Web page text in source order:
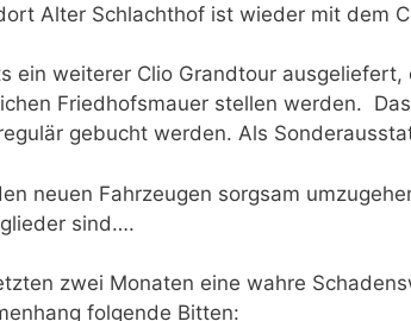
Alter Schlachthof ist wieder mit dem
ein weiterer Clio Grandtour
Friedhofsmauer stellen werden.
gebucht werden. Als
neuen Fahrzeugen sorgsam
sind….
zwei Monaten eine wahre
folgende Bitten: